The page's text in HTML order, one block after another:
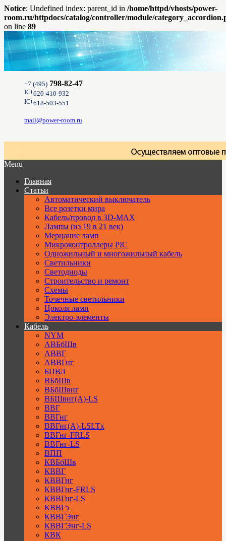
Notice: Undefined index: parent_id in /home/httpd/vhosts/power-
room.ru/httpdocs/catalog/controller/module/
on line 89
+7 (495) 798-82-47
620-410-932
618-503-551
mail@power-room.ru
Menu
Главная
Статьи
Автоматический выключатель
Все розетки мира
Кабель/провод в 3D-MAX
Лампы (из 19 в 21 век)
Мерцание ламп
Микроконтроллеры PIC
Одножильный и многожильный кабель
Светильники
Светодиоды
Строительство и ремонт
Схемы
Точечные светильники
Цоколя ламп
Электро-элементы
Кабель
NYM
АВБбШв
АВВГ
АВВГнг
БПВЛ
ВБбШв
ВБбШвнг
ВБШвнг(А)-LS
ВВГ
ВВГнг
ВВГнг(А)-LSLTx
ВВГнг-FRLS
ВВГнг-LS
ВПП
КВБбШв
КВВГ
КВВГнг
КВВГнг-FRLS
КВВГнг-LS
КВВГэ
КВВГЭнг
КВВГЭнг-LS
КВК